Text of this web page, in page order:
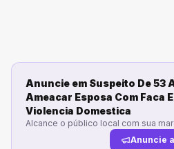
Anuncie em Suspeito De 53
Ameacar Esposa Com Faca
Violencia Domestica
Alcance o público local com sua
Anuncie